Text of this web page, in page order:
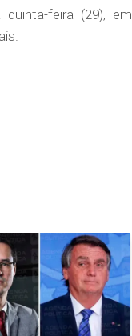
feira (29), em